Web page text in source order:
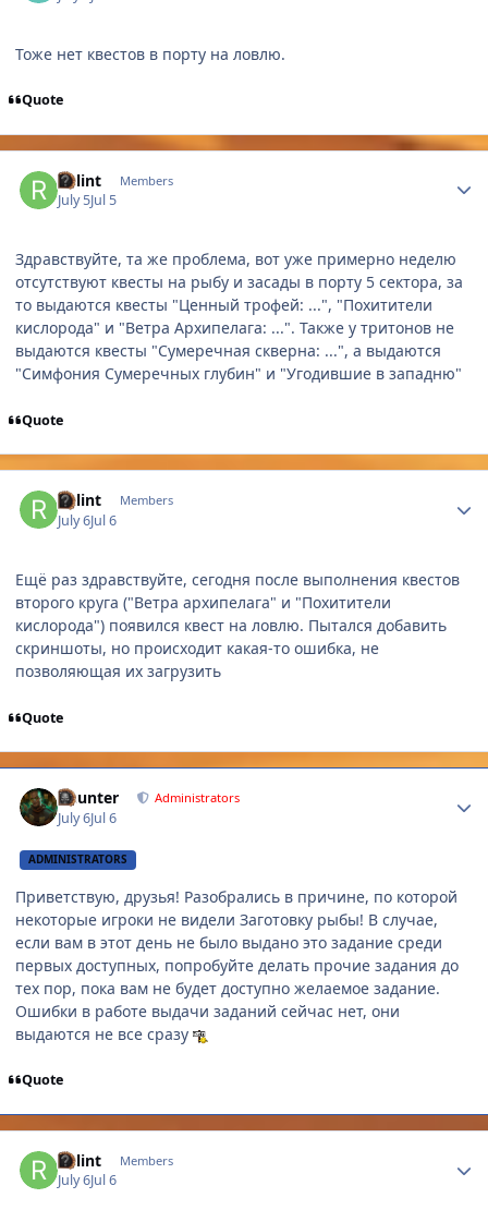
Тоже нет квестов в порту на ловлю.
Quote
Relint Members
July 5Jul 5
Здравствуйте, та же проблема, вот уже примерно неделю
отсутствуют квесты на рыбу и засады в порту 5 сектора, за
то выдаются квесты "Ценный трофей: ...", "Похитители
кислорода" и "Ветра Архипелага: ...". Также у тритонов не
выдаются квесты "Сумеречная скверна: ...", а выдаются
"Симфония Сумеречных глубин" и "Угодившие в западню"
Quote
Relint Members
July 6Jul 6
Ещё раз здравствуйте, сегодня после выполнения квестов
второго круга ("Ветра архипелага" и "Похитители
кислорода") появился квест на ловлю. Пытался добавить
скриншоты, но происходит какая-то ошибка, не
позволяющая их загрузить
Quote
Gaunter Administrators
July 6Jul 6
ADMINISTRATORS
Приветствую, друзья! Разобрались в причине, по которой
некоторые игроки не видели Заготовку рыбы! В случае,
если вам в этот день не было выдано это задание среди
первых доступных, попробуйте делать прочие задания до
тех пор, пока вам не будет доступно желаемое задание.
Ошибки в работе выдачи заданий сейчас нет, они
выдаются не все сразу
Quote
Relint Members
July 6Jul 6